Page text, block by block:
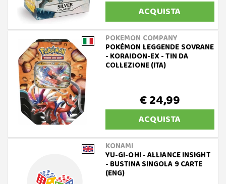
ACQUISTA
POKEMON COMPANY
POKÉMON LEGGENDE SOVRANE
- KORAIDON-EX - TIN DA
COLLEZIONE (ITA)
€ 24,99
ACQUISTA
KONAMI
YU-GI-OH! - ALLIANCE INSIGHT
- BUSTINA SINGOLA 9 CARTE
(ENG)